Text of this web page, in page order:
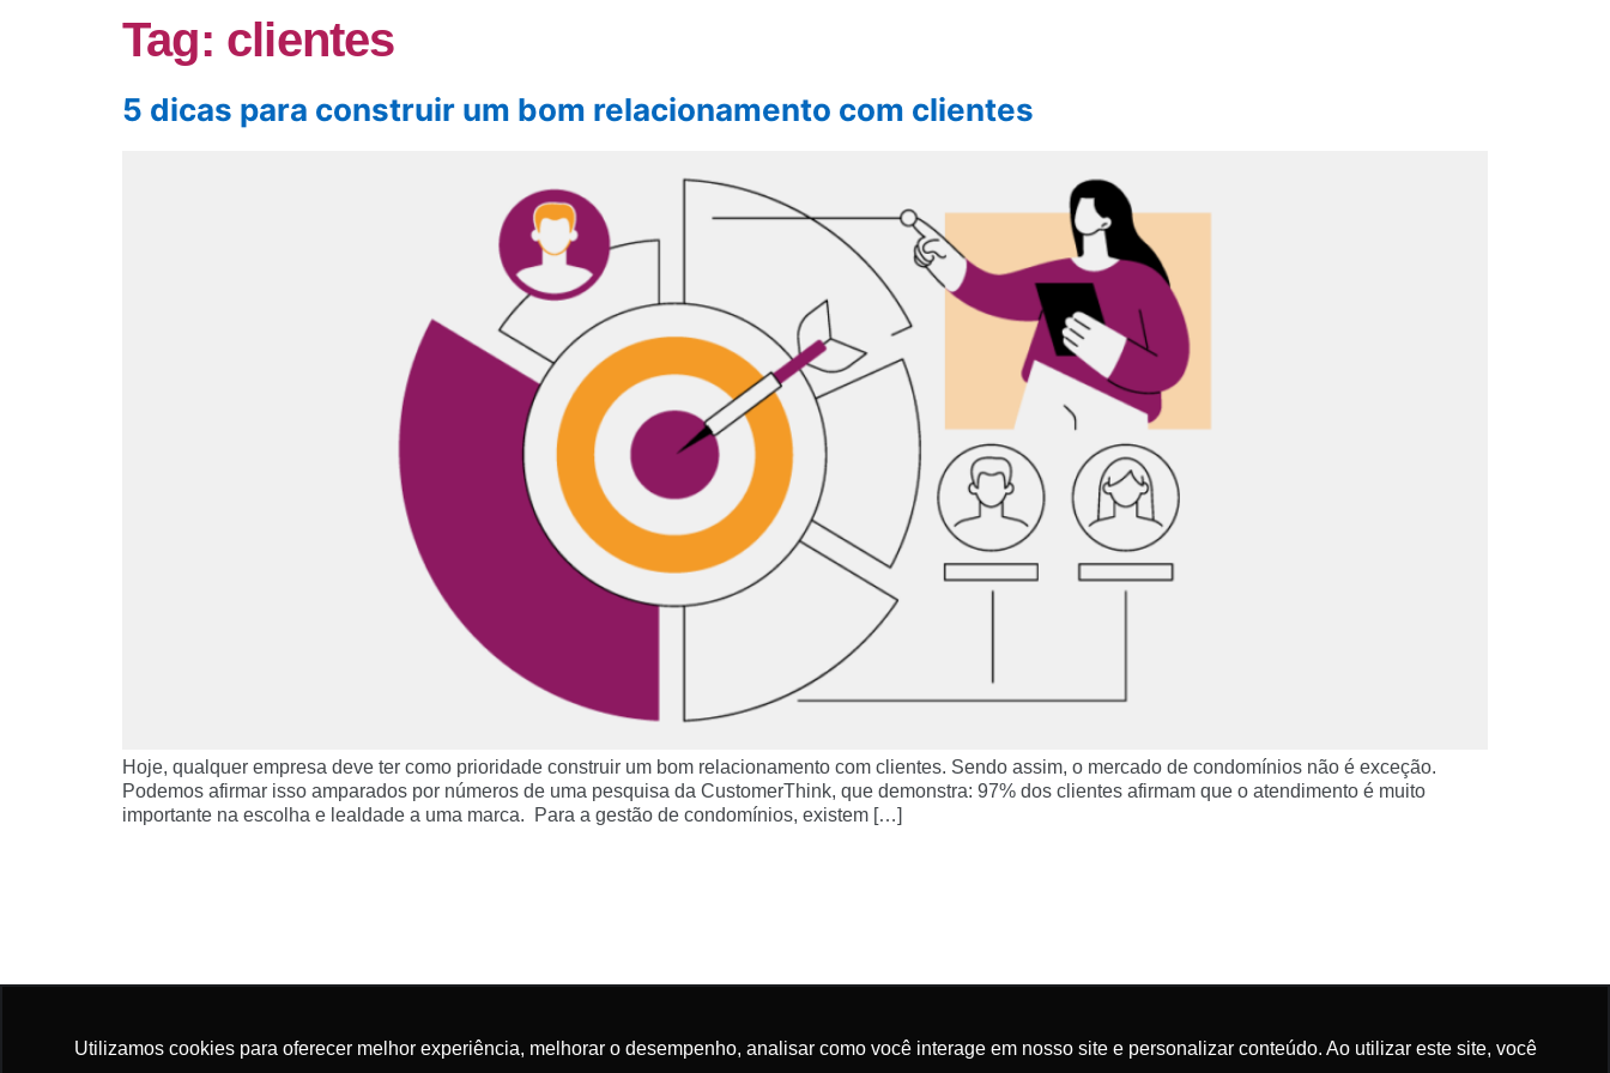
Utilizamos cookies para oferecer melhor experiência, melhorar o desempenho, analisar como você interage em nosso site e personalizar conteúdo. Ao utilizar este site, você
Tag: clientes
5 dicas para construir um bom relacionamento com clientes
Hoje, qualquer empresa deve ter como prioridade construir um bom relacionamento com clientes. Sendo assim, o mercado de condomínios não é exceção.
Podemos afirmar isso amparados por números de uma pesquisa da CustomerThink, que demonstra: 97% dos clientes afirmam que o atendimento é muito
importante na escolha e lealdade a uma marca. Para a gestão de condomínios, existem […]